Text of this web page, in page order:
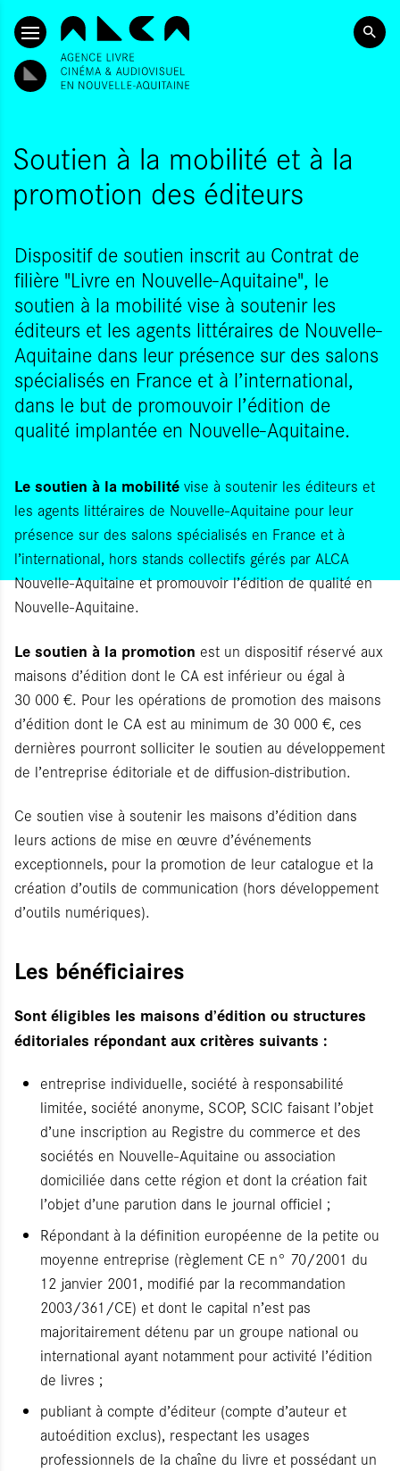
ALLER AU CONTENU PRINCIPAL
Soutien à la mobilité et à la
promotion des éditeurs
Dispositif de soutien inscrit au Contrat de
filière "Livre en Nouvelle-Aquitaine", le
soutien à la mobilité vise à soutenir les
éditeurs et les agents littéraires de Nouvelle-
Aquitaine dans leur présence sur des salons
spécialisés en France et à l’international,
dans le but de promouvoir l’édition de
qualité implantée en Nouvelle-Aquitaine.
Le soutien à la mobilité vise à soutenir les éditeurs et
les agents littéraires de Nouvelle-Aquitaine pour leur
présence sur des salons spécialisés en France et à
l’international, hors stands collectifs gérés par ALCA
Nouvelle-Aquitaine et promouvoir l’édition de qualité en
Nouvelle-Aquitaine.
Le soutien à la promotion est un dispositif réservé aux
maisons d’édition dont le CA est inférieur ou égal à
30 000 €. Pour les opérations de promotion des maisons
d’édition dont le CA est au minimum de 30 000 €, ces
dernières pourront solliciter le soutien au développement
de l’entreprise éditoriale et de diffusion-distribution.
Ce soutien vise à soutenir les maisons d’édition dans
leurs actions de mise en œuvre d’événements
exceptionnels, pour la promotion de leur catalogue et la
création d’outils de communication (hors développement
d’outils numériques).
Les bénéficiaires
Sont éligibles les maisons d’édition ou structures
éditoriales répondant aux critères suivants :
entreprise individuelle, société à responsabilité
limitée, société anonyme, SCOP, SCIC faisant l’objet
d’une inscription au Registre du commerce et des
sociétés en Nouvelle-Aquitaine ou association
domiciliée dans cette région et dont la création fait
l’objet d’une parution dans le journal officiel ;
Répondant à la définition européenne de la petite ou
moyenne entreprise (règlement CE n° 70/2001 du
12 janvier 2001, modifié par la recommandation
2003/361/CE) et dont le capital n’est pas
majoritairement détenu par un groupe national ou
international ayant notamment pour activité l’édition
de livres ;
publiant à compte d’éditeur (compte d’auteur et
autoédition exclus), respectant les usages
professionnels de la chaîne du livre et possédant un